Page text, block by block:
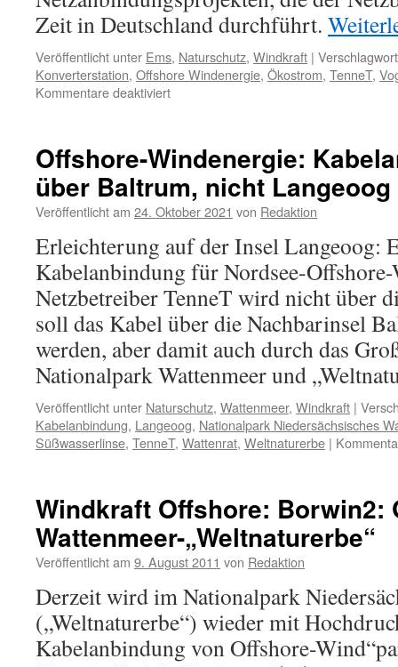
Zeit in Deutschland durchführt.
Veröffentlicht unter Ems, Naturschutz, Windkraft |
Konverterstation, Offshore Windenergie, Ökostrom, TenneT,
Kommentare deaktiviertfür
der
Ems
unter
Offshore-
Offshore-Windenergie:
über Baltrum, nicht Langeoog
Veröffentlicht am 24. Oktober 2021 von Redaktion
Erleichterung auf der Insel Langeoog:
Kabelanbindung für Nordsee-
Netzbetreiber TenneT wird nicht über
soll das Kabel über die Nachbarinsel
werden, aber damit auch durch das
Nationalpark Wattenmeer und
Veröffentlicht unter Naturschutz, Wattenmeer, Windkraft |
Kabelanbindung, Langeoog, Nationalpark Niedersächsisches
Süßwasserlinse, TenneT, Wattenrat, Weltnaturerbe |
Windkraft Offshore: Borwin2:
Wattenmeer-„Weltnaturerbe“
Veröffentlicht am 9. August 2011 von Redaktion
Derzeit wird im Nationalpark
(„Weltnaturerbe“) wieder mit
Kabelanbindung von Offshore-